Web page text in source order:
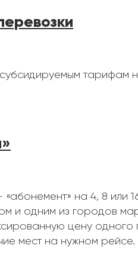
тарифам
на 4, 8 или
и одним из городов
цену одного
мест на нужном рейсе.